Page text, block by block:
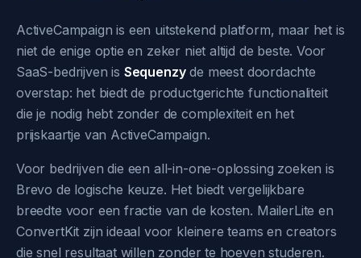
ActiveCampaign is een uitstekend platform, maar het is
niet de enige optie en zeker niet altijd de beste. Voor
SaaS-bedrijven is Sequenzyde meest doordachte
overstap: het biedt de productgerichte functionaliteit
die je nodig hebt zonder de complexiteit en het
prijskaartje van ActiveCampaign.
Voor bedrijven die een all-in-one-oplossing zoeken is
Brevo de logische keuze. Het biedt vergelijkbare
breedte voor een fractie van de kosten. MailerLite en
ConvertKit zijn ideaal voor kleinere teams en creators
die snel resultaat willen zonder te hoeven studeren.